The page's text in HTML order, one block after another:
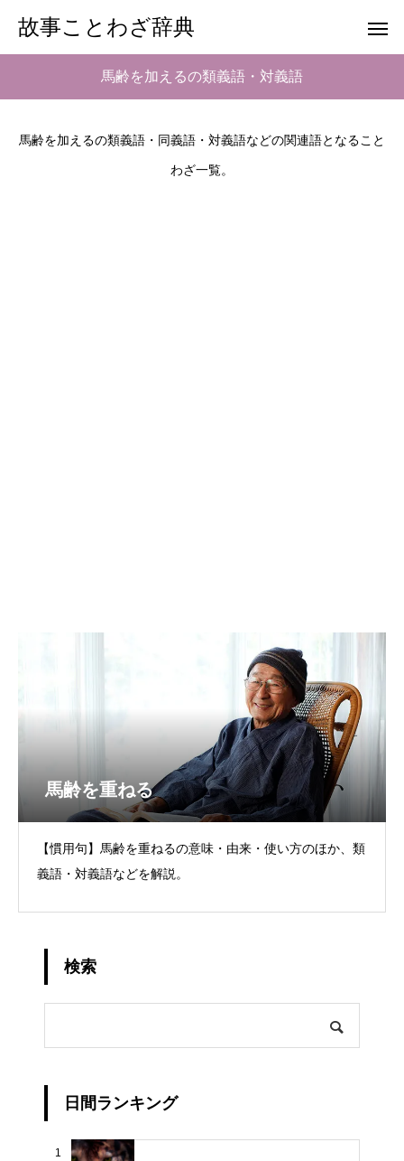
故事ことわざ辞典
馬齢を加えるの類義語・対義語
馬齢を加えるの類義語・同義語・対義語などの関連語となること
わざ一覧。
馬齢を重ねる
【慣用句】馬齢を重ねるの意味・由来・使い方のほか、類
義語・対義語などを解説。
検索
日間ランキング
1